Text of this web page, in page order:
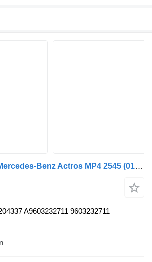
Stabilizačná tyč Mercedes-Benz Actros MP4 2545 (01.13-) A9603204337 na ťahača Mercedes-Benz Actros MP4 Antos Arocs (2012-)
A9603232711 9603232711